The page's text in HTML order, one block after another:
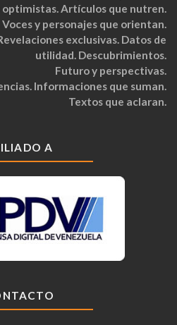
optimistas. Artículos que nutren.
Voces y personajes que orientan.
exclusivas. Datos de
utilidad. Descubrimientos.
Futuro y perspectivas.
Informaciones que suman.
Textos que aclaran.
A